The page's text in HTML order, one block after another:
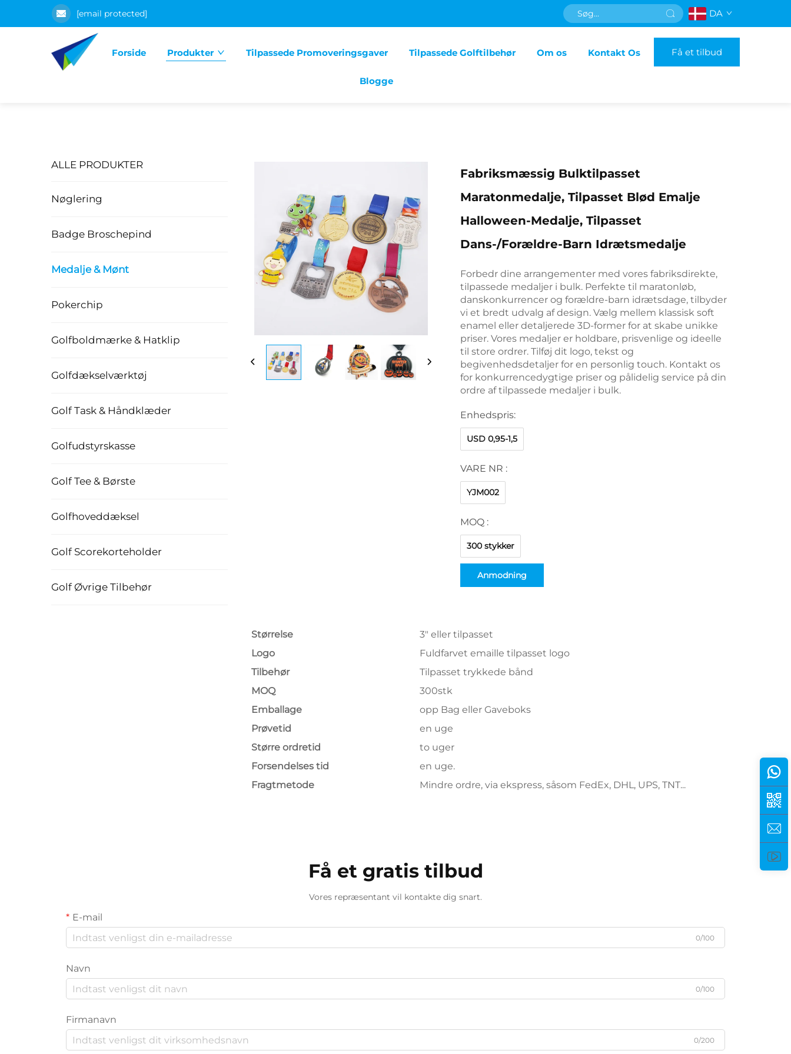
[email protected] DA
Forside Produkter Tilpassede Promoveringsgaver Tilpassede Golftilbehør Om os Kontakt Os
Blogge
Få et tilbud
ALLE PRODUKTER
Nøglering
Badge Broschepind
Medalje & Mønt
Pokerchip
Golfboldmærke & Hatklip
Golfdækselværktøj
Golf Task & Håndklæder
Golfudstyrskasse
Golf Tee & Børste
Golfhoveddæksel
Golf Scorekorteholder
Golf Øvrige Tilbehør
Fabriksmæssig Bulktilpasset
Maratonmedalje, Tilpasset Blød Emalje
Halloween-Medalje, Tilpasset
Dans-/forældre-Barn Idrætsmedalje
Forbedr dine arrangementer med vores fabriksdirekte,
tilpassede medaljer i bulk. Perfekte til maratonløb,
danskonkurrencer og forældre-barn idrætsdage, tilbyder
vi et bredt udvalg af design. Vælg mellem klassisk soft
enamel eller detaljerede 3D-former for at skabe unikke
priser. Vores medaljer er holdbare, prisvenlige og ideelle
til store ordrer. Tilføj dit logo, tekst og
begivenhedsdetaljer for en personlig touch. Kontakt os
for konkurrencedygtige priser og pålidelig service på din
ordre af tilpassede medaljer i bulk.
Enhedspris:
USD 0,95-1,5
VARE NR :
YJM002
MOQ :
300 stykker
Anmodning
Størrelse
3" eller tilpasset
Logo
Fuldfarvet emaille tilpasset logo
Tilbehør
Tilpasset trykkede bånd
MOQ
300stk
Emballage
opp Bag eller Gaveboks
Prøvetid
en uge
Større ordretid
to uger
Forsendelses tid
en uge.
Fragtmetode
Mindre ordre, via ekspress, såsom FedEx, DHL, UPS, TNT...
Få et gratis tilbud
Vores repræsentant vil kontakte dig snart.
E-mail
0/100
Navn
0/100
Firmanavn
0/200